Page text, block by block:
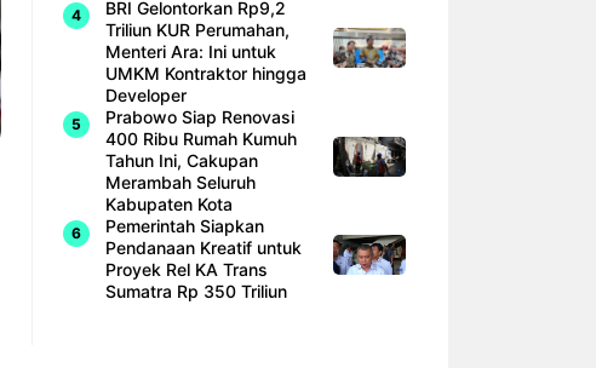
BRI Gelontorkan Rp9,2
Triliun KUR Perumahan,
Menteri Ara: Ini untuk
UMKM Kontraktor hingga
Developer
Prabowo Siap Renovasi
400 Ribu Rumah Kumuh
Tahun Ini, Cakupan
Merambah Seluruh
Kabupaten Kota
Pemerintah Siapkan
Pendanaan Kreatif untuk
Proyek Rel KA Trans
Sumatra Rp 350 Triliun